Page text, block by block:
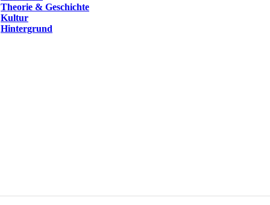
Theorie & Geschichte
Kultur
Hintergrund